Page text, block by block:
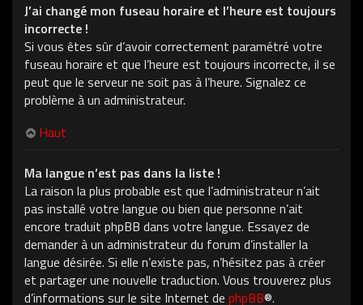
J’ai changé mon fuseau horaire et l’heure est toujours
incorrecte !
Si vous êtes sûr d’avoir correctement paramétré votre
fuseau horaire et que l’heure est toujours incorrecte, il se
peut que le serveur ne soit pas à l’heure. Signalez ce
problème à un administrateur.
Haut
Ma langue n’est pas dans la liste !
La raison la plus probable est que l’administrateur n’ait
pas installé votre langue ou bien que personne n’ait
encore traduit phpBB dans votre langue. Essayez de
demander à un administrateur du forum d’installer la
langue désirée. Si elle n’existe pas, n’hésitez pas à créer
et partager une nouvelle traduction. Vous trouverez plus
d’informations sur le site Internet de phpBB®.